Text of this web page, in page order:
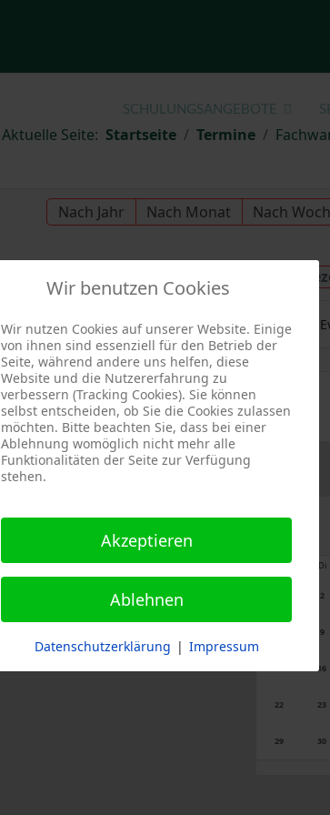
SCHULUNGSANGEBOTE
Aktuelle Seite: Startseite Termine
Nach Jahr Nach Monat Nach
Vorheriger Tag Samstag, 06.
Es wurden keine
Mo Di
2
9
16
22 23
29 30
Wir benutzen Cookies
Wir nutzen Cookies auf unserer Website. Einige
von ihnen sind essenziell für den Betrieb der
Seite, während andere uns helfen, diese
Website und die Nutzererfahrung zu
verbessern (Tracking Cookies). Sie können
selbst entscheiden, ob Sie die Cookies zulassen
möchten. Bitte beachten Sie, dass bei einer
Ablehnung womöglich nicht mehr alle
Funktionalitäten der Seite zur Verfügung
stehen.
Akzeptieren
Ablehnen
Datenschutzerklärung | Impressum